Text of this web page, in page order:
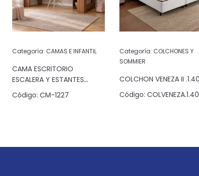
Categoría: CAMAS E INFANTIL
CAMA ESCRITORIO
ESCALERA Y ESTANTES
JATOBA
Código: CM-1227
Categoría: COLCHONES Y
SOMMIER
COLCHON VENEZA II .1.40
Código: COLVENEZA.1.40